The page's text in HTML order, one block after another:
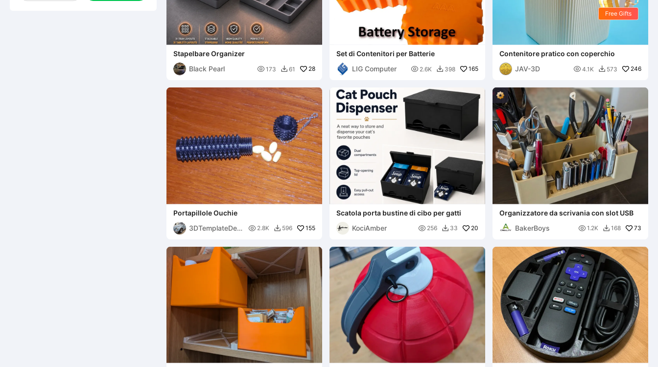
Stapelbare Organizer
Black Pearl
 173  61 28
Set di Contenitori per Batterie
LIG Computer
 2.6K  398 165
Contenitore pratico con coperchio
JAV-3D
 4.1K  573 246
Portapillole Ouchie
3DTemplateDesi
 2.8K  596 155
Scatola porta bustine di cibo per gatti
KociAmber
 256  33 20
Organizzatore da scrivania con slot USB
BakerBoys
 1.2K  168 73
Free Gifts